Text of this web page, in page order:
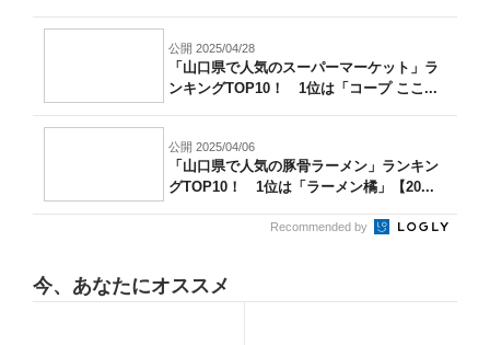
公開 2025/04/28
「山口県で人気のスーパーマーケット」ラ
ンキングTOP10！ 1位は「コープ ここ...
公開 2025/04/06
「山口県で人気の豚骨ラーメン」ランキン
グTOP10！ 1位は「ラーメン橘」【20...
Recommended by
今、あなたにオススメ